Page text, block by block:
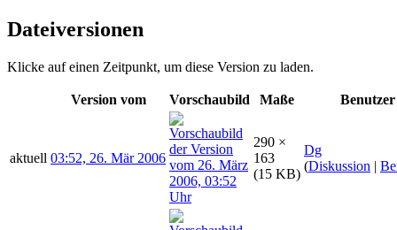
Dateiversionen
Klicke auf einen Zeitpunkt, um diese Version zu laden.
Version vom Vorschaubild Maße Benutzer
aktuell 03:52, 26. Mär 2006
290 ×
163
(15 KB)
Dg
(Diskussion |